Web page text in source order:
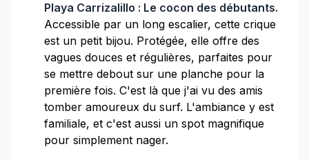
Playa Carrizalillo : Le cocon des débutants.
Accessible par un long escalier, cette crique
est un petit bijou. Protégée, elle offre des
vagues douces et régulières, parfaites pour
se mettre debout sur une planche pour la
première fois. C'est là que j'ai vu des amis
tomber amoureux du surf. L'ambiance y est
familiale, et c'est aussi un spot magnifique
pour simplement nager.